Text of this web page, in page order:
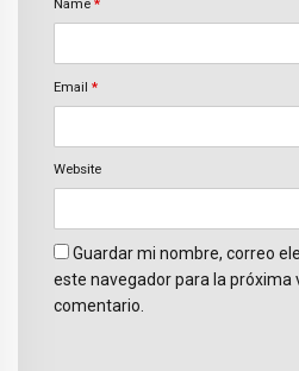
Email *
Website
Guardar mi nombre, correo
este navegador para la próxima
comentario.